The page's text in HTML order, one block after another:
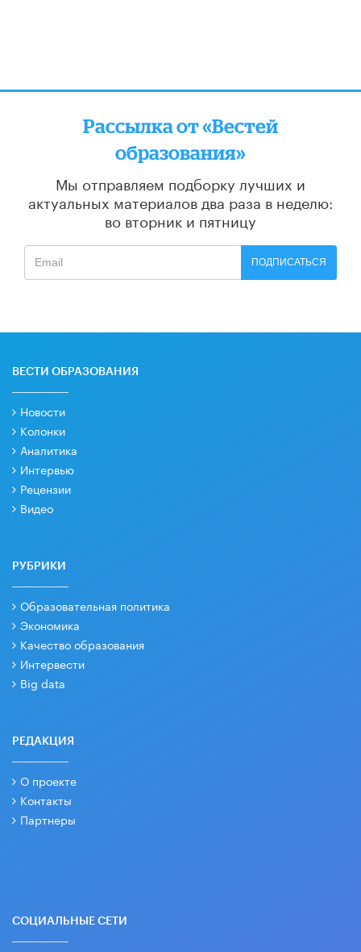
Рассылка от «Вестей
образования»
Мы отправляем подборку лучших и
актуальных материалов два раза в неделю:
во вторник и пятницу
ПОДПИСАТЬСЯ
ВЕСТИ ОБРАЗОВАНИЯ
Новости
Колонки
Аналитика
Интервью
Рецензии
Видео
РУБРИКИ
Образовательная политика
Экономика
Качество образования
Интервести
Big data
РЕДАКЦИЯ
О проекте
Контакты
Партнеры
СОЦИАЛЬНЫЕ СЕТИ